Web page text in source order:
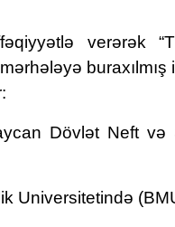
verərək
buraxılmış
Dövlət Neft və
Universitetində